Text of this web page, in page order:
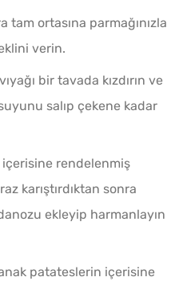
tam ortasına parmağınızla
verin.
bir tavada kızdırın ve
salıp çekene kadar
içerisine rendelenmiş
karıştırdıktan sonra
ekleyip harmanlayın
patateslerin içerisine